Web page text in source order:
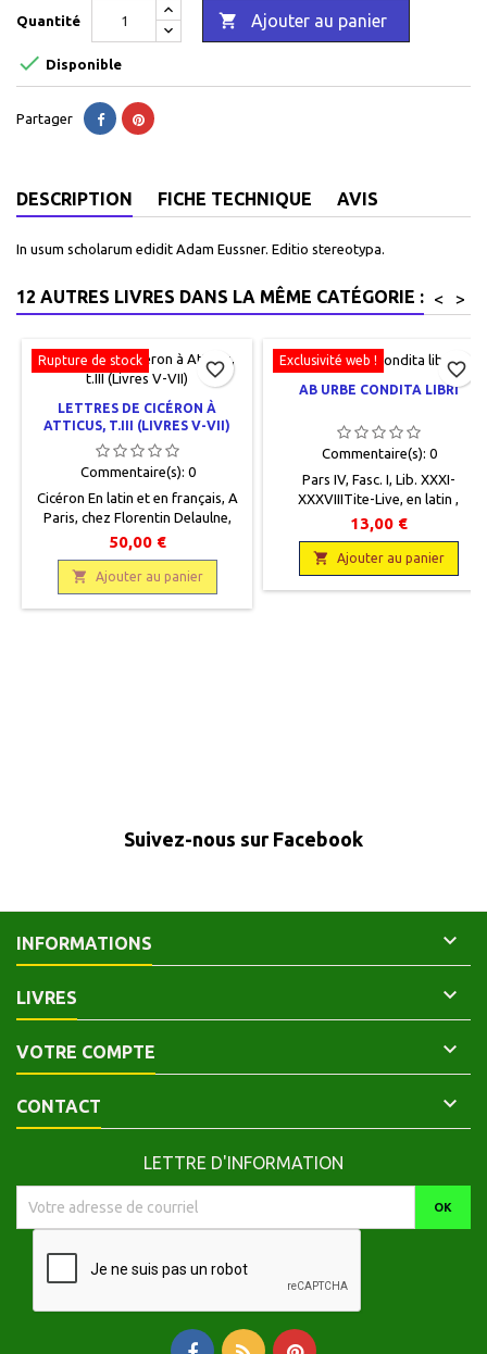
Quantité  Ajouter au panier
 Disponible
Partager
DESCRIPTION FICHE TECHNIQUE AVIS
In usum scholarum edidit Adam Eussner. Editio stereotypa.
12 AUTRES LIVRES DANS LA MÊME CATÉGORIE : >
<
Rupture de stock
LETTRES DE CICÉRON À
ATTICUS, T.III (LIVRES V-VII)
Commentaire(s): 0
Cicéron En latin et en français, A
Paris, chez Florentin Delaulne,
1714, 10 x 17, 553 p., relié,
occasion. Reliure plein veau. Dos
à cinq nerfs. Fers décoratifs plein
dos intercalés. Pièce de titre, cuir
plus clair, encadré de filets. Titre,
50,00 €
 Ajouter au panier
favorite_border Exclusivité web !
AB URBE CONDITA LIBRI
Commentaire(s): 0
Pars IV, Fasc. I, Lib. XXXI-
XXXVIIITite-Live, en latin ,
Bibliotheca scriptorum
graecorum et romanorum
teubneuriana, Lipsiae in aedibus
B. G. Teubneri, 1891, 12 x 18, XXV
+ 415 p., reliéoccasion, Demi cuir
13,00 €
 Ajouter au panier
favorite_border
Suivez-nous sur Facebook
INFORMATIONS 
LIVRES 
VOTRE COMPTE 
CONTACT 
LETTRE D'INFORMATION